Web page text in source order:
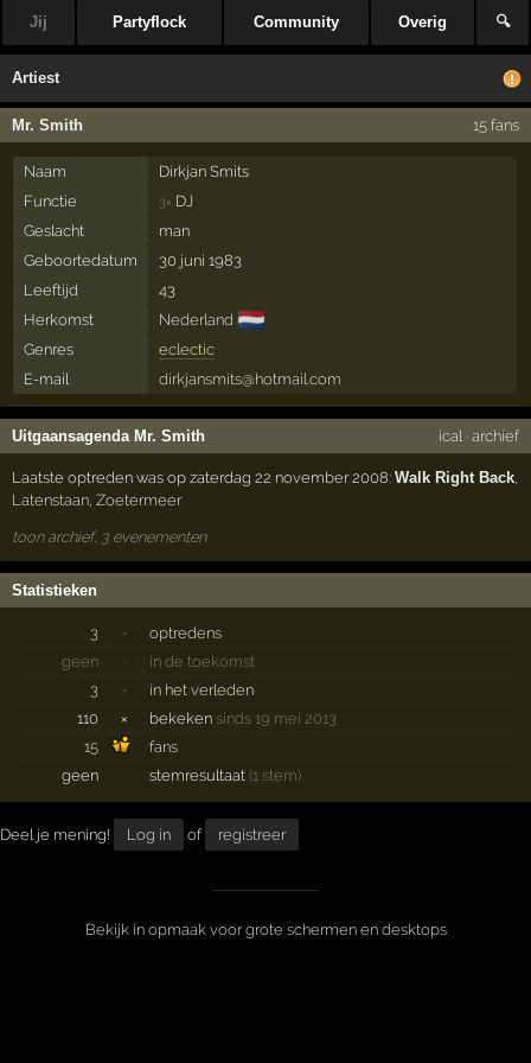
Jij Partyflock Community Overig 🔍
Artiest
Mr. Smith 15 fans
Naam
Dirkjan Smits
Functie
3× DJ
Geslacht
man
Geboortedatum
30 juni 1983
Leeftijd
43
Herkomst
Nederland 🇳🇱
Genres
eclectic
E-mail
dirkjansmits@hotmail.com
Uitgaansagenda Mr. Smith ical· archief
Laatste optreden was op zaterdag 22 november 2008:Walk Right Back
Latenstaan ,Zoetermeer
toon archief, 3 evenementen
Statistieken
3 ·
optredens
geen
·
in de toekomst
3
·
in het verleden
110
× bekeken sinds 19 mei 2013
15
fans
geen
stemresultaat(1 stem)
Deel je mening! Log in of registreer
Bekijk in opmaak voor grote schermen en desktops